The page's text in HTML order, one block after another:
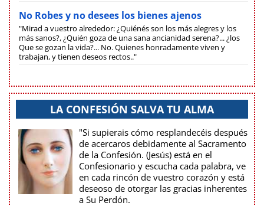
No Robes y no desees los bienes ajenos
"Mirad a vuestro alrededor: ¿Quiénés son los más alegres y los
más sanos?, ¿Quién goza de una sana ancianidad serena?... ¿los
Que se gozan la vida?... No. Quienes honradamente viven y
trabajan, y tienen deseos rectos.."
LA CONFESIÓN SALVA TU ALMA
"Si supierais cómo resplandecéis después
de acercaros debidamente al Sacramento
de la Confesión. (Jesús) está en el
Confesionario y escucha cada palabra, ve
en cada rincón de vuestro corazón y está
deseoso de otorgar las gracias inherentes
a Su Perdón.